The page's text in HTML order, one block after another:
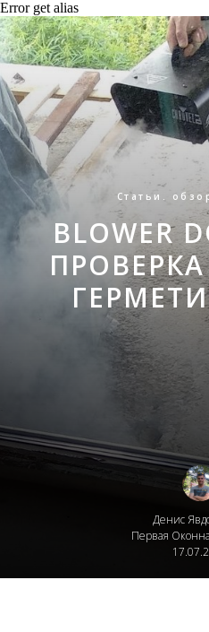
Error get alias
Статьи.
BLOWER
Денис
Первая